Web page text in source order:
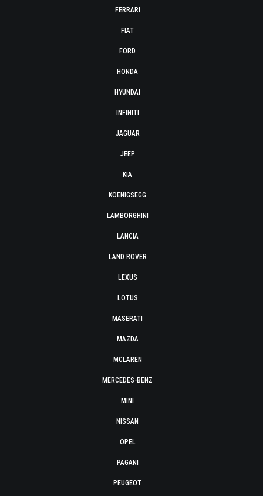
FERRARI
FIAT
FORD
HONDA
HYUNDAI
INFINITI
JAGUAR
JEEP
KIA
KOENIGSEGG
LAMBORGHINI
LANCIA
LAND ROVER
LEXUS
LOTUS
MASERATI
MAZDA
MCLAREN
MERCEDES-BENZ
MINI
NISSAN
OPEL
PAGANI
PEUGEOT